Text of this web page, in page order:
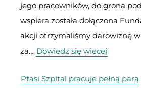
jego pracowników, do grona
wspiera została dołączona
akcji otrzymaliśmy darowiznę w
za… Dowiedz się więcej
Ochrony
Ptasi Szpital pracuje pełną parą